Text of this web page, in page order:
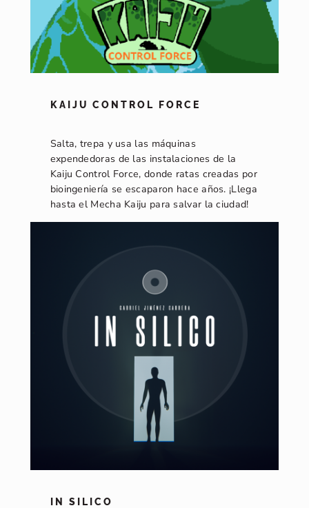
KAIJU CONTROL FORCE
Salta, trepa y usa las máquinas
expendedoras de las instalaciones de la
Kaiju Control Force, donde ratas creadas por
bioingeniería se escaparon hace años. ¡Llega
hasta el Mecha Kaiju para salvar la ciudad!
IN SILICO